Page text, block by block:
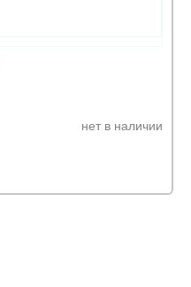
нет в наличии